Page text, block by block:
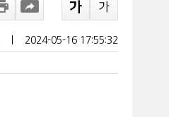
2024-05-16 17:55:32